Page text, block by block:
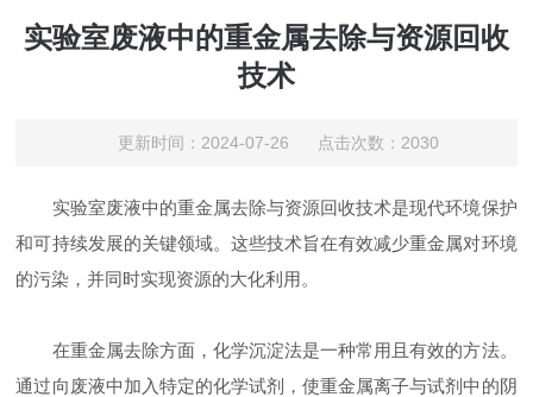
实验室废液中的重金属去除与资源回收
技术
更新时间：2024-07-26 点击次数：2030
实验室废液中的重金属去除与资源回收技术是现代环境保护
和可持续发展的关键领域。这些技术旨在有效减少重金属对环境
的污染，并同时实现资源的大化利用。
在重金属去除方面，化学沉淀法是一种常用且有效的方法。
通过向废液中加入特定的化学试剂，使重金属离子与试剂中的阴